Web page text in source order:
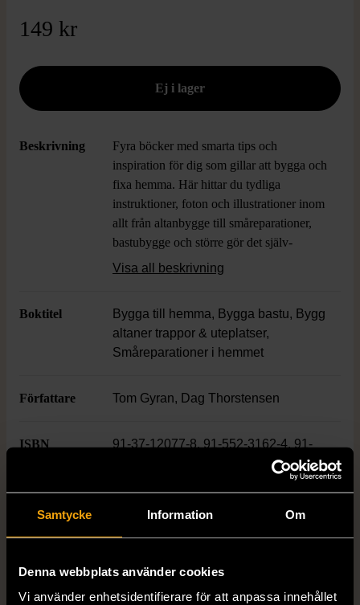
Samtycke Information Om
Denna webbplats använder cookies
Vi använder enhetsidentifierare för att anpassa innehållet
149 kr
Beskrivning
Fyra böcker med smarta tips och
inspiration för dig som gillar att bygga och
fixa hemma. Här hittar du tydliga
instruktioner, foton och illustrationer inom
allt från altanbygge till småreparationer,
bastubygge och större gör det själv-
projekt.
Visa all beskrivning
Boktitel
Bygga till hemma, Bygga bastu, Bygg
altaner trappor & uteplatser,
Småreparationer i hemmet
Författare Tom Gyran, Dag Thorstensen
ISBN
91-37-12077-8, 91-552-3162-4, 91-
Skick Mycket gott skick
Produkten är sparsamt använd, är av fin
förslitningar.